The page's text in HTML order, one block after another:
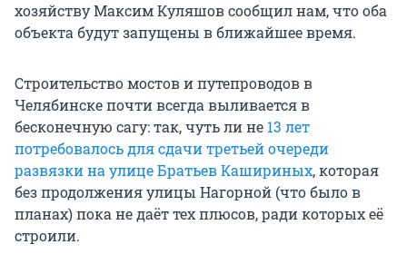
хозяйству Максим Куляшов сообщил нам, что оба
объекта будут запущены в ближайшее время.
Строительство мостов и путепроводов в
Челябинске почти всегда выливается в
бесконечную сагу: так, чуть ли не 13 лет
потребовалось для сдачи третьей очереди
развязки на улице Братьев Кашириных, которая
без продолжения улицы Нагорной (что было в
планах) пока не даёт тех плюсов, ради которых её
строили.